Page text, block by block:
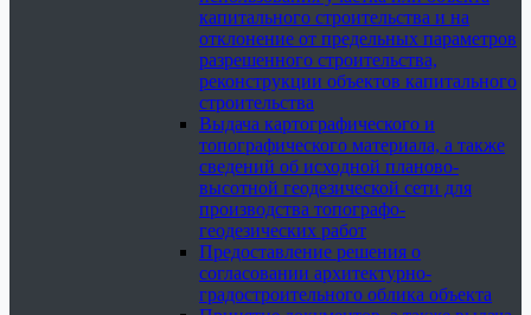
капитального строительства и на
отклонение от предельных параметров
разрешенного строительства,
реконструкции объектов капитального
строительства
Выдача картографического и
топографического материала, а также
сведений об исходной планово-
высотной геодезической сети для
производства топографо-
геодезических работ
Предоставление решения о
согласовании архитектурно-
градостроительного облика объекта